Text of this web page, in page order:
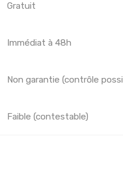
Gratuit
Immédiat à 48h
Non garantie (contrôle
Faible (contestable)